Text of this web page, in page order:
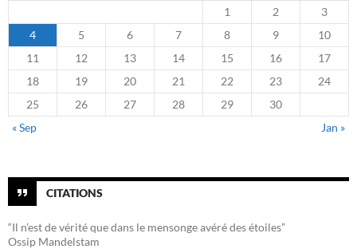
1
2
3
4
5 6 7 8 9
10
11
12 13 14 15 16
17
18
19 20 21 22 23
24
25
26 27 28 29
30
« Sep
Jan »
CITATIONS
“Il n’est de vérité que dans le mensonge avéré des étoiles”
Ossip Mandelstam